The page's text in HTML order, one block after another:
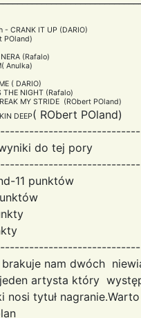
- CRANK IT UP (DARIO)
POland)
(Rafalo)
Anulka)
( DARIO)
NIGHT (Rafalo)
MY STRIDE (RObert POland)
DEEP( RObert POland)
do tej pory
11 punktów
nam dwóch
artysta który
nosi tytuł